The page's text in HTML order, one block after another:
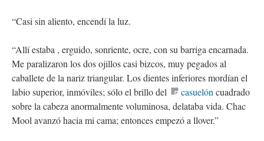
“Casi sin aliento, encendí la luz.
“Allí estaba , erguido, sonriente, ocre, con su barriga encarnada.
Me paralizaron los dos ojillos casi bizcos, muy pegados al
caballete de la nariz triangular. Los dientes inferiores mordían el
labio superior, inmóviles; sólo el brillo del
casuelón cuadrado
sobre la cabeza anormalmente voluminosa, delataba vida. Chac
Mool avanzó hacia mi cama; entonces empezó a llover.”